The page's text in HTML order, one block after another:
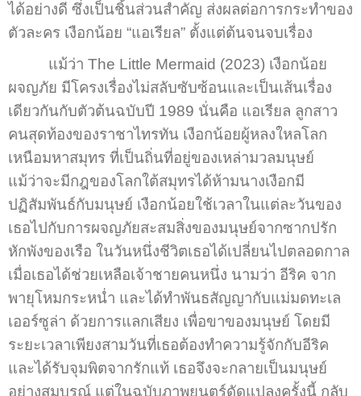
ได้อย่างดี ซึ่งเป็นชิ้นส่วนสำคัญ ส่งผลต่อการกระทำของ
ตัวละคร เงือกน้อย “แอเรียล” ตั้งแต่ต้นจนจบเรื่อง
แม้ว่า The Little Mermaid (2023) เงือกน้อย
ผจญภัย มีโครงเรื่องไม่สลับซับซ้อนและเป็นเส้นเรื่อง
เดียวกันกับตัวต้นฉบับปี 1989 นั่นคือ แอเรียล ลูกสาว
คนสุดท้องของราชาไทรทัน เงือกน้อยผู้หลงใหลโลก
เหนือมหาสมุทร ที่เป็นถิ่นที่อยู่ของเหล่ามวลมนุษย์
แม้ว่าจะมีกฎของโลกใต้สมุทรได้ห้ามนางเงือกมี
ปฏิสัมพันธ์กับมนุษย์ เงือกน้อยใช้เวลาในแต่ละวันของ
เธอไปกับการผจญภัยสะสมสิ่งของมนุษย์จากซากปรัก
หักพังของเรือ ในวันหนึ่งชีวิตเธอได้เปลี่ยนไปตลอดกาล
เมื่อเธอได้ช่วยเหลือเจ้าชายคนหนึ่ง นามว่า อีริค จาก
พายุโหมกระหน่ำ และได้ทำพันธสัญญากับแม่มดทะเล
เออร์ซูล่า ด้วยการแลกเสียง เพื่อขาของมนุษย์ โดยมี
ระยะเวลาเพียงสามวันที่เธอต้องทำความรู้จักกับอีริค
และได้รับจุมพิตจากรักแท้ เธอจึงจะกลายเป็นมนุษย์
อย่างสมบูรณ์ แต่ในฉบับภาพยนตร์ดัดแปลงครั้งนี้ กลับ